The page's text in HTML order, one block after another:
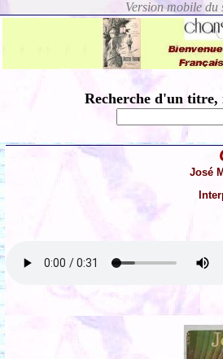
Recherche d'un
José